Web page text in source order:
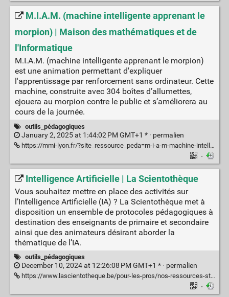
M.I.A.M. (machine intelligente apprenant le
morpion) | Maison des mathématiques et de
l'Informatique
M.I.A.M. (machine intelligente apprenant le morpion)
est une animation permettant d'expliquer
l'apprentissage par renforcement sans ordinateur. Cette
machine, construite avec 304 boîtes d’allumettes,
ejouera au morpion contre le public et s’améliorera au
cours de la journée.
outils_pédagogiques
January 2, 2025 at 1:44:02 PM GMT+1 * · permalien
https://mmi-lyon.fr/?site_ressource_peda=m-i-a-m-machine-intelligente-apprenant-le-morpion
·
Intelligence Artificielle | La Scientothèque
Vous souhaitez mettre en place des activités sur
l’Intelligence Artificielle (IA) ? La Scientothèque met à
disposition un ensemble de protocoles pédagogiques à
destination des enseignants de primaire et secondaire
ainsi que des animateurs désirant aborder la
thématique de l’IA.
outils_pédagogiques
December 10, 2024 at 12:26:08 PM GMT+1 * · permalien
https://www.lascientotheque.be/pour-les-pros/nos-ressources-steam/intelligence-artificielle/
·